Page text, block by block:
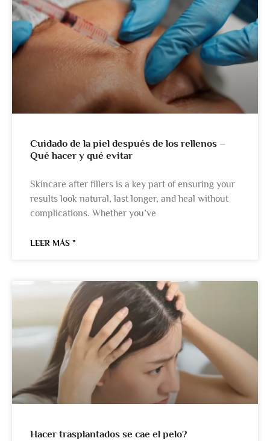
Cuidado de la piel después de los rellenos –
Qué hacer y qué evitar
Skincare after fillers is a key part of ensuring your
results look natural, last longer, and heal without
complications. Whether you’ve
LEER MÁS "
Hacer trasplantados se cae el pelo?